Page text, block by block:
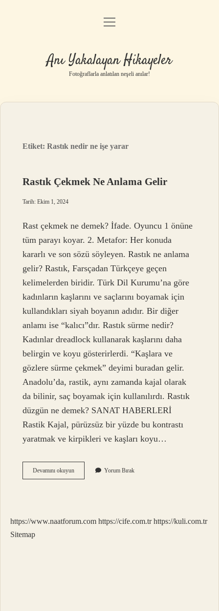
Anasayfa
Yasal Uyarı
menüyü
Anı Yakalayan Hikayeler
Fotoğraflarla anlatılan neşeli anılar!
Etiket:Rastık nedir ne işe yarar
Rastık Çekmek Ne Anlama Gelir
Tarih: Ekim 1, 2024
Rast çekmek ne demek? İfade. Oyuncu 1 önüne
tüm parayı koyar. 2. Metafor: Her konuda
kararlı ve son sözü söyleyen. Rastık ne anlama
gelir? Rastık, Farsçadan Türkçeye geçen
kelimelerden biridir. Türk Dil Kurumu’na göre
kadınların kaşlarını ve saçlarını boyamak için
kullandıkları siyah boyanın adıdır. Bir diğer
anlamı ise “kalıcı”dır. Rastık sürme nedir?
Kadınlar dreadlock kullanarak kaşlarını daha
belirgin ve koyu gösterirlerdi. “Kaşlara ve
gözlere sürme çekmek” deyimi buradan gelir.
Anadolu’da, rastik, aynı zamanda kajal olarak
da bilinir, saç boyamak için kullanılırdı. Rastık
düzgün ne demek? SANAT HABERLERİ
Rastik Kajal, pürüzsüz bir yüzde bu kontrastı
yaratmak ve kirpikleri ve kaşları koyu…
Devamını okuyunRastık
Çekmek
Yorum Bırak
https://www.naatforum.com https://cife.com.tr https://kuli.com.tr
Sitemap